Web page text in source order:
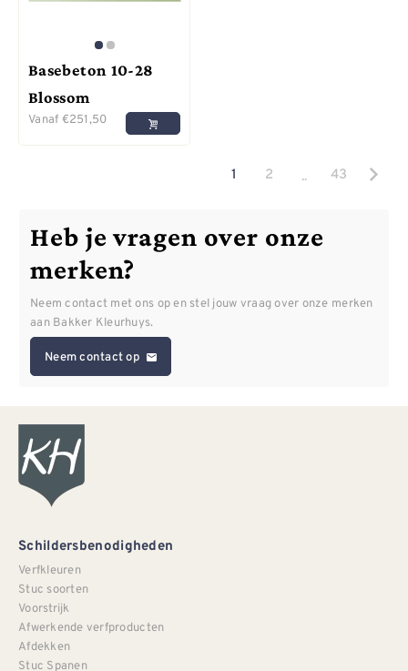
Basebeton 10-28
Blossom
Vanaf €251,50
1 2 .. 43
Heb je vragen over onze
merken?
Neem contact met ons op en stel jouw vraag over onze merken
aan Bakker Kleurhuys.
Neem contact op
Schildersbenodigheden
Verfkleuren
Stuc soorten
Voorstrijk
Afwerkende verfproducten
Afdekken
Stuc Spanen